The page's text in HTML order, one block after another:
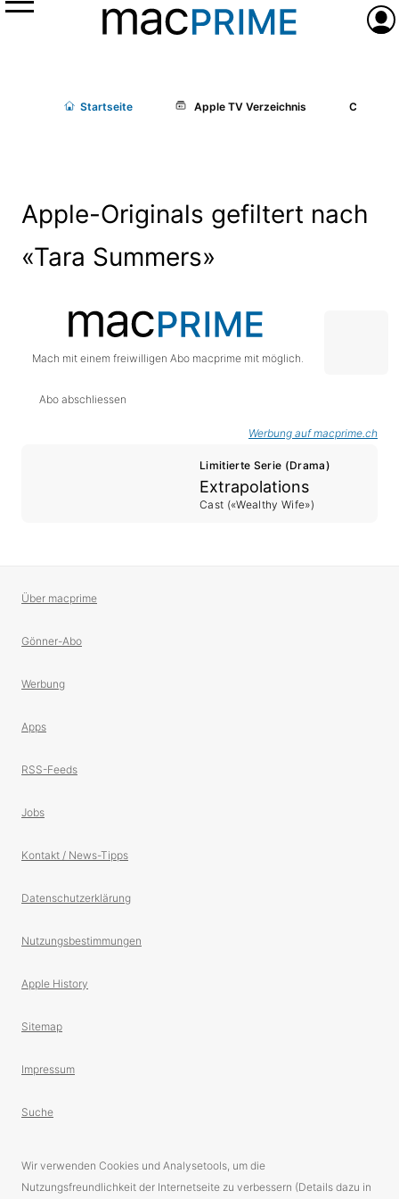
Menü
Startseite Apple TV Verzeichnis Cast/
Apple-Originals gefiltert nach
«Tara Summers»
Mach mit einem freiwilligen Abo macprime mit möglich.
Abo abschliessen
Werbung auf macprime.ch
Limitierte Serie (Drama)
Extrapolations
Cast («Wealthy Wife»)
Über macprime
Gönner-Abo
Werbung
Apps
RSS-Feeds
Jobs
Kontakt / News-Tipps
Datenschutzerklärung
Nutzungsbestimmungen
Apple History
Sitemap
Impressum
Suche
Wir verwenden Cookies und Analysetools, um die
Nutzungsfreundlichkeit der Internetseite zu verbessern (Details dazu in